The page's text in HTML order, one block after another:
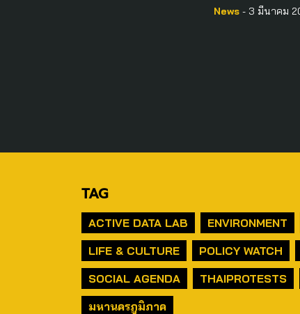
News- 3 มีนาคม
TAG
ACTIVE DATA LAB ENVIRONMENT
LIFE & CULTURE
POLICY WATCH
SOCIAL AGENDA
THAIPROTESTS
มหานครภูมิภาค